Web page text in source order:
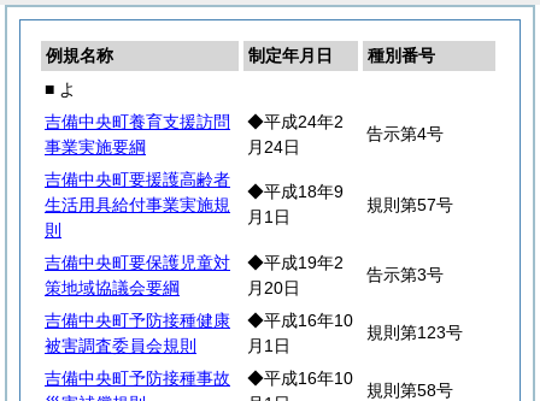
例規名称 制定年月日
種別番号
■ よ
吉備中央町養育支援訪問
事業実施要綱
◆平成24年2
月24日
告示第4号
吉備中央町要援護高齢者
生活用具給付事業実施規
則
◆平成18年9
月1日
規則第57号
吉備中央町要保護児童対
策地域協議会要綱
◆平成19年2
月20日
告示第3号
吉備中央町予防接種健康
被害調査委員会規則
◆平成16年10
月1日
規則第123号
吉備中央町予防接種事故
◆平成16年10
規則第58号